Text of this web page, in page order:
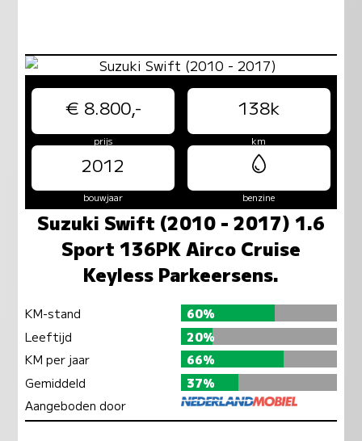
€ 8.800,- 138k
prijs km
2012
bouwjaar benzine
Suzuki Swift (2010 - 2017) 1.6
Sport 136PK Airco Cruise
Keyless Parkeersens.
KM-stand
60%
Leeftijd
20%
KM per jaar
66%
Gemiddeld
37%
Aangeboden door